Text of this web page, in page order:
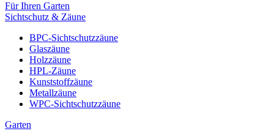
Für Ihren Garten
Sichtschutz & Zäune
BPC-Sichtschutzzäune
Glaszäune
Holzzäune
HPL-Zäune
Kunststoffzäune
Metallzäune
WPC-Sichtschutzzäune
Garten